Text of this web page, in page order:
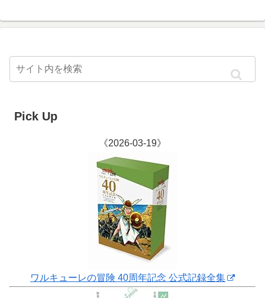
Pick Up
《2026-03-19》
ワルキューレの冒険 40周年記念 公式記録全集